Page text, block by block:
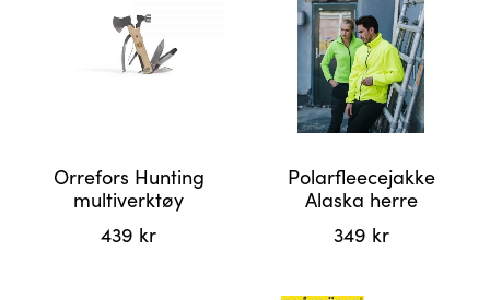
Orrefors Hunting
multiverktøy
439 kr
Polarfleecejakke
Alaska herre
349 kr